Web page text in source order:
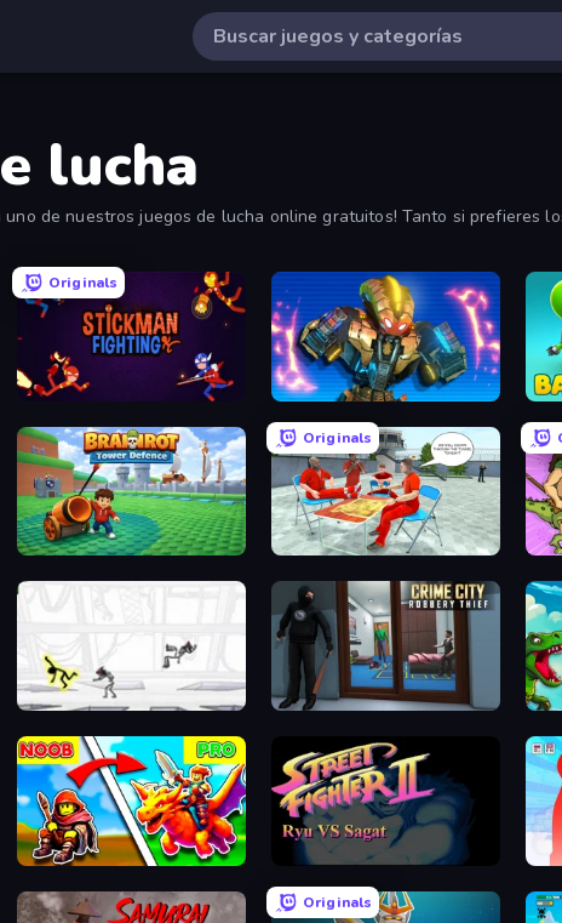
lucha
de nuestros juegos de lucha online gratuitos! Tanto si prefieres
Originals
Stickman Fighting: Super War Ultimate Robo Duel 3D
Brainrot Tower Defence
Originals
Alcatraz Prison Escape Plan
Electric Man Crime City Robbery Thief Games
Battle of Knights: Robby and Dragons Street Fighter 2
Originals